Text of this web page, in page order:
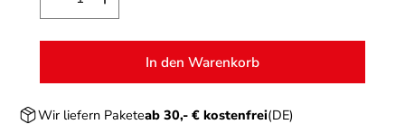
In den Warenkorb
Wir liefern Paketeab 30,- € kostenfrei(DE)